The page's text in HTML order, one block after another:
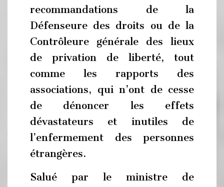
recommandations de la
Défenseure des droits ou de la
Contrôleure générale des lieux
de privation de liberté, tout
comme les rapports des
associations, qui n’ont de cesse
de dénoncer les effets
dévastateurs et inutiles de
l’enfermement des personnes
étrangères.
Salué par le ministre de